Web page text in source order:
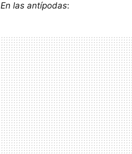
En las antípodas: